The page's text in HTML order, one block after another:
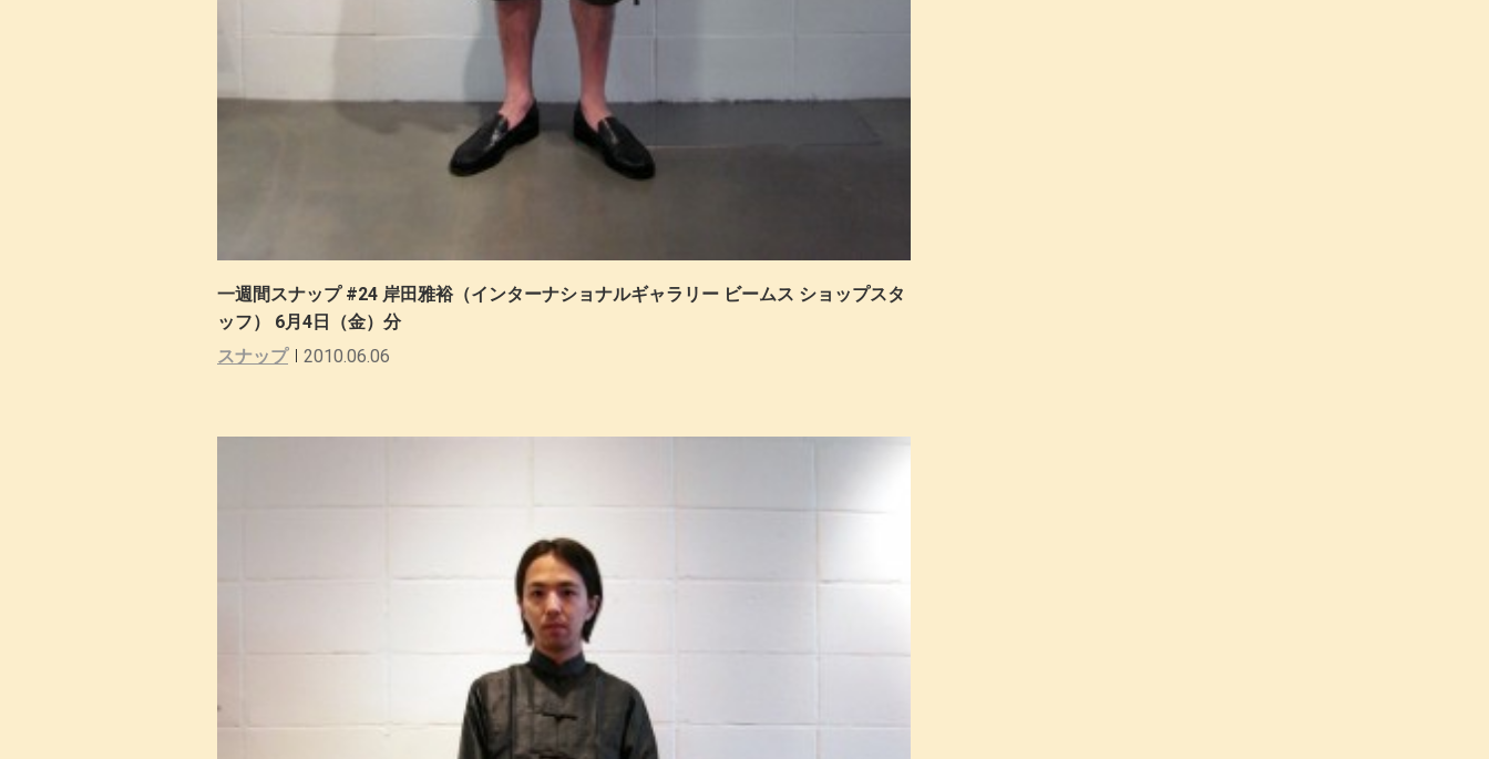
一週間スナップ #24 岸田雅裕（インターナショナルギャラリー ビームス ショップスタ
ッフ） 6月4日（金）分
スナップ
2010.06.06